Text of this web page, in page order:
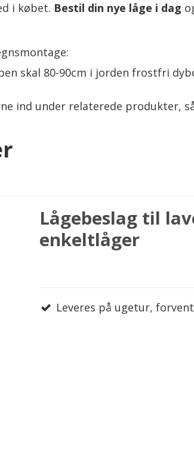
i købet. Bestil din nye låge i dag
skal 80-90cm i jorden frostfri
ind under relaterede produkter,
Lågebeslag til
enkeltlåger
Leveres på ugetur,